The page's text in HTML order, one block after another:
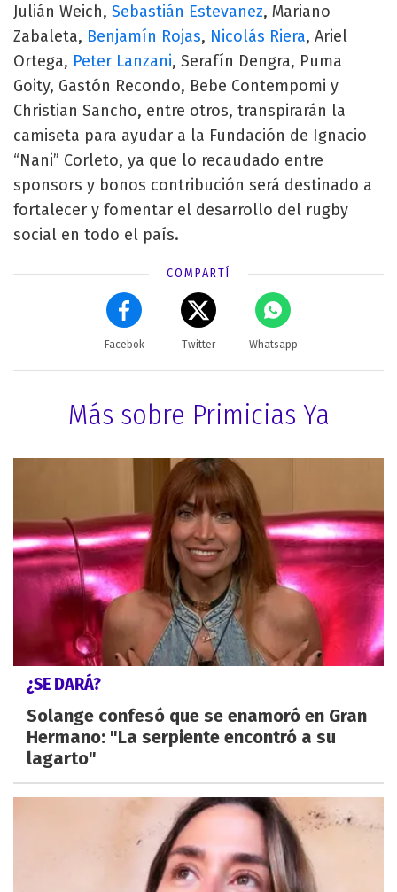
Julián Weich, Sebastián Estevanez, Mariano
Zabaleta, Benjamín Rojas, Nicolás Riera, Ariel
Ortega, Peter Lanzani, Serafín Dengra, Puma
Goity, Gastón Recondo, Bebe Contempomi y
Christian Sancho, entre otros, transpirarán la
camiseta para ayudar a la Fundación de Ignacio
“Nani” Corleto, ya que lo recaudado entre
sponsors y bonos contribución será destinado a
fortalecer y fomentar el desarrollo del rugby
social en todo el país.
COMPARTÍ
Facebok Twitter Whatsapp
Más sobre Primicias Ya
¿SE DARÁ?
Solange confesó que se enamoró en Gran
Hermano: "La serpiente encontró a su
lagarto"